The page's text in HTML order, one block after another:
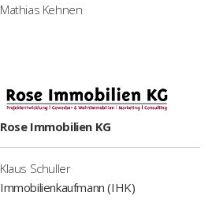
Mathias Kehnen
Rose Immobilien KG
Klaus Schuller
Immobilienkaufmann (IHK)